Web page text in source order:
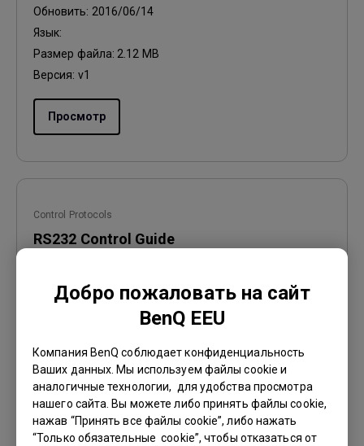
Добро пожаловать на сайт
BenQ EEU
Компания BenQ соблюдает конфиденциальность
Ваших данных. Мы используем файлы cookie и
аналогичные технологии, для удобства просмотра
нашего сайта. Вы можете либо принять файлы cookie,
нажав “Принять все файлы cookie”, либо нажать
“Только обязательные cookie”, чтобы отказаться от
Обновить: 2016/06/14
Язык:
Размер файла: 2.12 MB
Версия: v1
Просмотр
Control Protocols
RS232 Control Guide
Язык:
972.55 KB
Просмотр